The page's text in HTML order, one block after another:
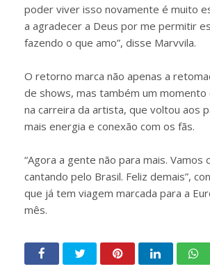
poder viver isso novamente é muito
a agradecer a Deus por me permitir
fazendo o que amo”, disse Marvvila.
O retorno marca não apenas a
de shows, mas também um momento
na carreira da artista, que voltou aos
mais energia e conexão com os fãs.
“Agora a gente não para mais. Vamos
cantando pelo Brasil. Feliz demais”,
que já tem viagem marcada para a
mês.